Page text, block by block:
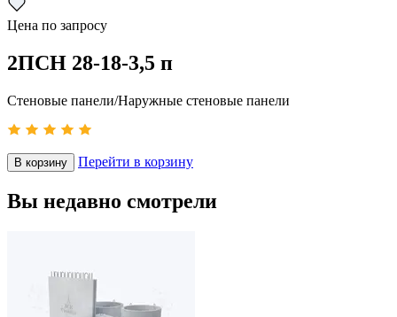
Цена по запросу
2ПСН 28-18-3,5 п
Стеновые панели/Наружные стеновые панели
В корзину Перейти в корзину
Вы недавно смотрели